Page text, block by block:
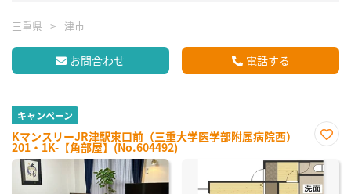
三重県 津市
お問合わせ 電話する
キャンペーン
KマンスリーJR津駅東口前（三重大学医学部附属病院西）
201・1K-【角部屋】(No.604492)
に入
り登
録